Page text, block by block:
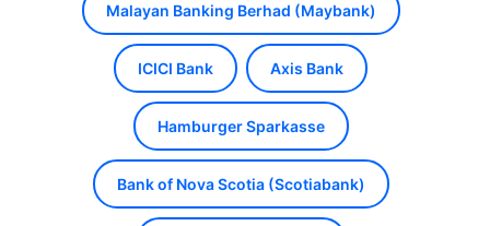
Malayan Banking Berhad (Maybank)
ICICI Bank Axis Bank
Hamburger Sparkasse
Bank of Nova Scotia (Scotiabank)